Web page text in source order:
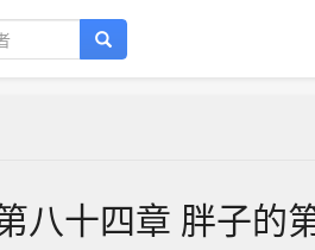
八十四章 胖子的